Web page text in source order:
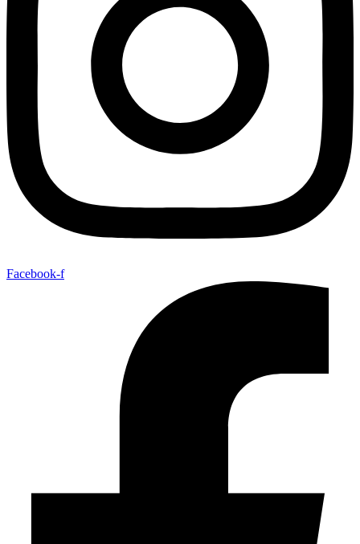
Facebook-f